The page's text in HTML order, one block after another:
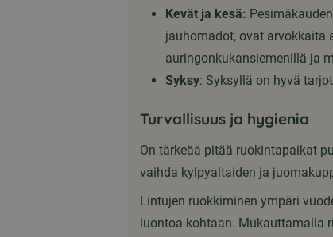
Kevät ja kesä:
jauhomadot, ovat arvokkaita
auringonkukansiemenillä ja
Syksy: Syksyllä on hyvä
Turvallisuus ja hygienia
On tärkeää pitää ruokintapaikat
vaihda kylpyaltaiden ja
Lintujen ruokkiminen ympäri
luontoa kohtaan. Mukauttamalla